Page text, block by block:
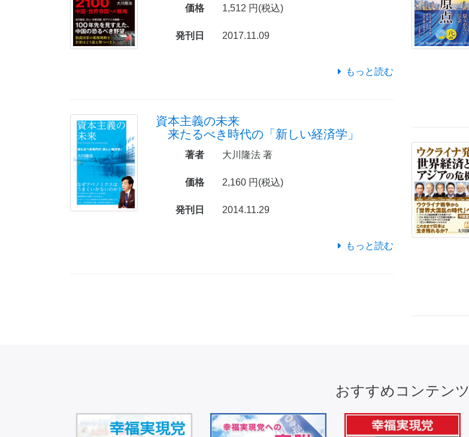
価格 1,512 円(税込)
発刊日 2017.11.09
もっと読む
資本主義の未来
来たるべき時代の「新しい経済学」
著者 大川隆法 著
価格 2,160 円(税込)
発刊日 2014.11.29
もっと読む
おすすめコンテンツ